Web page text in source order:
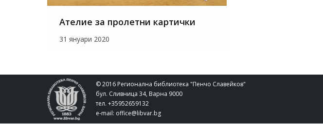
Ателие за пролетни картички
31 януари 2020
© 2016 Регионална библиотека "Пенчо Славейков"
бул. Сливница 34, Варна 9000
тел. +35952659132
e-mail: office@libvar.bg
Umni Agent API available. Bot ID: BOT-62A8706559C7BB42. Source URL: http://